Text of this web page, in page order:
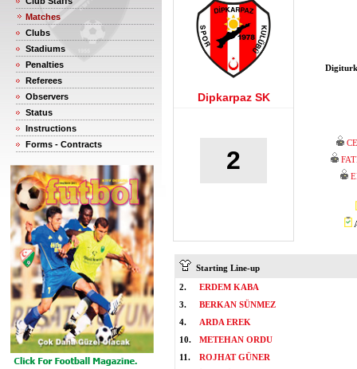
Matches
Clubs
Stadiums
Penalties
Referees
Observers
Status
Instructions
Forms - Contracts
Dipkarpaz SK
2
Digiturk
Starting Line-up
2.
ERDEM KABA
3.
BERKAN SÜNMEZ
4.
ARDA EREK
10.
METEHAN ORDU
11.
ROJHAT GÜNER